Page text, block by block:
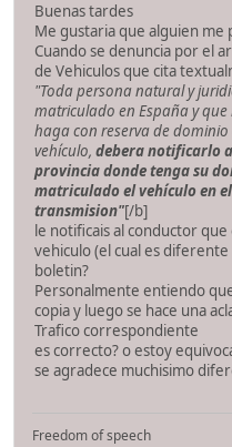
Buenas tardes
Me gustaria que alguien me
Cuando se denuncia por el
de Vehiculos que cita
"Toda persona natural y
matriculado en España y
haga con reserva de
vehículo, debera notificarlo
provincia donde tenga su
matriculado el vehículo en
transmision"[/b]
le notificais al conductor
vehiculo (el cual es
boletin?
Personalmente entiendo
copia y luego se hace una
Trafico correspondiente
es correcto? o estoy
se agradece muchisimo
Freedom of speech